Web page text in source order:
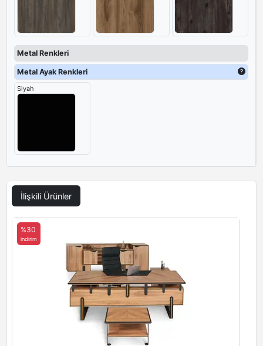
Metal Renkleri
Metal Ayak Renkleri
Siyah
İlişkili Ürünler
%30
indirim